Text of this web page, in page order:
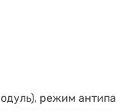
режим